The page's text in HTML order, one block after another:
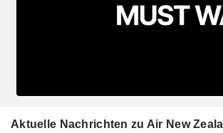
Aktuelle Nachrichten zu Air New